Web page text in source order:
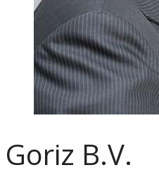
Goriz B.V.